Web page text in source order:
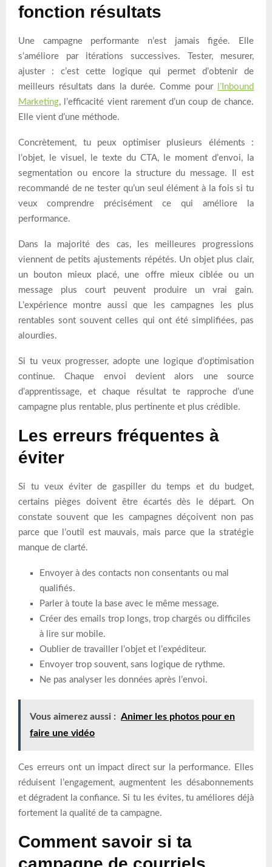
fonction résultats
Une campagne performante n’est jamais figée. Elle
s’améliore par itérations successives. Tester, mesurer,
ajuster : c’est cette logique qui permet d’obtenir de
meilleurs résultats dans la durée. Comme pour
l’Inbound
Marketing, l’efficacité vient rarement d’un coup de chance.
Elle vient d’une méthode.
Concrètement, tu peux optimiser plusieurs éléments :
l’objet, le visuel, le texte du CTA, le moment d’envoi, la
segmentation ou encore la structure du message. Il est
recommandé de ne tester qu’un seul élément à la fois si tu
veux comprendre précisément ce qui améliore la
performance.
Dans la majorité des cas, les meilleures progressions
viennent de petits ajustements répétés. Un objet plus clair,
un bouton mieux placé, une offre mieux ciblée ou un
message plus court peuvent produire un vrai gain.
L’expérience montre aussi que les campagnes les plus
rentables sont souvent celles qui ont été simplifiées, pas
alourdies.
Si tu veux progresser, adopte une logique d’optimisation
continue. Chaque envoi devient alors une source
d’apprentissage, et chaque résultat te rapproche d’une
campagne plus rentable, plus pertinente et plus crédible.
Les erreurs fréquentes à
éviter
Si tu veux éviter de gaspiller du temps et du budget,
certains pièges doivent être écartés dès le départ. On
constate souvent que les campagnes déçoivent non pas
parce que l’outil est mauvais, mais parce que la stratégie
manque de clarté.
Envoyer à des contacts non consentants ou mal
qualifiés.
Parler à toute la base avec le même message.
Créer des emails trop longs, trop chargés ou difficiles
à lire sur mobile.
Oublier de travailler l’objet et l’expéditeur.
Envoyer trop souvent, sans logique de rythme.
Ne pas analyser les données après l’envoi.
Vous aimerez aussi : Animer les photos pour en
faire une vidéo
Ces erreurs ont un impact direct sur la performance. Elles
réduisent l’engagement, augmentent les désabonnements
et dégradent la confiance. Si tu les évites, tu améliores déjà
fortement la qualité de ta campagne.
Comment savoir si ta